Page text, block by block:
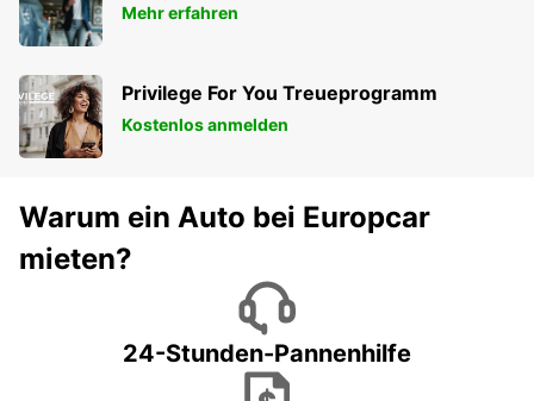
Mehr erfahren
Privilege For You Treueprogramm
Kostenlos anmelden
Warum ein Auto bei Europcar
mieten?
24-Stunden-Pannenhilfe